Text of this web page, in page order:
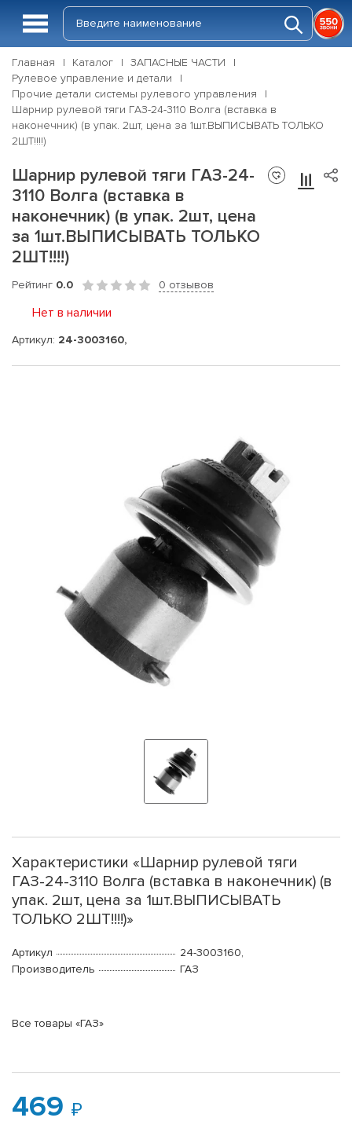
Главная Каталог
ЗАПАСНЫЕ ЧАСТИ
Рулевое управление и детали
Прочие детали системы рулевого управления
Шарнир рулевой тяги ГАЗ-24-3110 Волга (вставка в
наконечник) (в упак. 2шт, цена за 1шт.ВЫПИСЫВАТЬ ТОЛЬКО
2ШТ!!!!)
Шарнир рулевой тяги ГАЗ-24-
3110 Волга (вставка в
наконечник) (в упак. 2шт, цена
за 1шт.ВЫПИСЫВАТЬ ТОЛЬКО
2ШТ!!!!)
Рейтинг 0.0 0 отзывов
Нет в наличии
Артикул: 24-3003160,
Характеристики «Шарнир рулевой тяги
ГАЗ-24-3110 Волга (вставка в наконечник) (в
упак. 2шт, цена за 1шт.ВЫПИСЫВАТЬ
ТОЛЬКО 2ШТ!!!!)»
Артикул
24-3003160,
Производитель
ГАЗ
Все товары «ГАЗ»
469